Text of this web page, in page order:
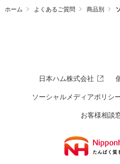
ホーム よくあるご質問 商品別
日本ハム株式会社
ソーシャルメディアポリシ
お客様相談